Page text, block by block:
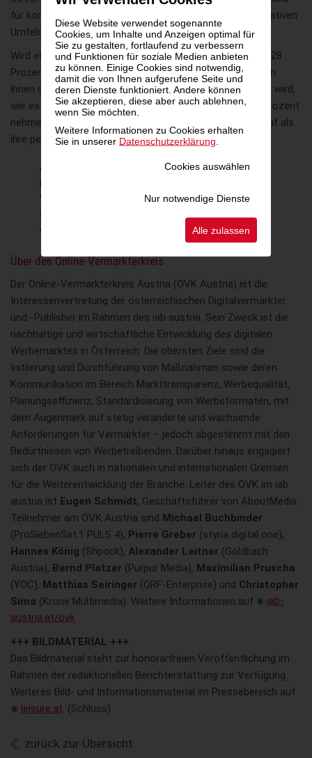
Diese Website verwendet sogenannte
Cookies, um Inhalte und Anzeigen optimal für
Sie zu gestalten, fortlaufend zu verbessern
und Funktionen für soziale Medien anbieten
zu können. Einige Cookies sind notwendig,
damit die von Ihnen aufgerufene Seite und
deren Dienste funktioniert. Andere können
Sie akzeptieren, diese aber auch ablehnen,
wenn Sie möchten.
Weitere Informationen zu Cookies erhalten
Sie in unserer Datenschutzerklärung
Cookies auswählen
Nur notwendige Dienste
Alle zulassen
für kontext- und verhaltensorientierte Werbung im qualitativen
Umfeld empfänglich.
Wird es jedoch zu persönlich, schrillen die Alarmglocken. 28
Prozent der Befragten empfinden es als unheimlich, wenn
ihnen speziell auf sie ausgerichtete Werbung ausgespielt wird,
wie es vor allem in sozialen Netzwerken der Fall ist. 62 Prozent
nehmen lieber eine weniger zielgerichtete Werbung in Kauf als
ihre persönlichen Daten weiterzugeben.
„Das Vertrauen in das Umfeld ist für User
mittlerweile genauso wichtig wie für
Werbetreibende. Die Entscheidung für Brand
Safety ist eine direkte Investition in den
Verkaufserfolg“, fasst Schmidt zusammen.
Über den Online-Vermarkterkreis
Der Online-Vermarkterkreis Austria (OVK Austria) ist die
Interessenvertretung der österreichischen Digitalvermarkter
und -Publisher im Rahmen des iab austria. Sein Zweck ist die
nachhaltige und wirtschaftliche Entwicklung des digitalen
Werbemarktes in Österreich. Die obersten Ziele sind die
Initiierung und Durchführung von Maßnahmen sowie deren
Kommunikation im Bereich Markttransparenz, Werbequalität,
Planungseffizienz, Standardisierung von Werbeformaten, mit
dem Augenmerk auf stetig veränderte und wachsende
Anforderungen für Vermarkter – jedoch abgestimmt mit den
Bedürfnissen von Werbetreibenden. Darüber hinaus engagiert
sich der OVK auch in nationalen und internationalen Gremien
für die Weiterentwicklung der Branche. Leiter des OVK im iab
austria ist Eugen Schmidt, Geschäftsführer von AboutMedia.
Teilnehmer am OVK Austria sind Michael Buchbinder
(ProSiebenSat.1 PULS 4), Pierre Greber (styria digital one),
Hannes König (Shpock), Alexander Leitner (Goldbach
Austria), Bernd Platzer (Purpur Media), Maximilian Pruscha
(YOC), Matthias Seiringer (ORF-Enterprise) und Christopher
Sima (Krone Multimedia). Weitere Informationen auf
iab-
austria.at/ovk
+++ BILDMATERIAL +++
Das Bildmaterial steht zur honorarfreien Veröffentlichung im
Rahmen der redaktionellen Berichterstattung zur Verfügung.
Weiteres Bild- und Informationsmaterial im Pressebereich auf
leisure.at. (Schluss)
zurück zur Übersicht